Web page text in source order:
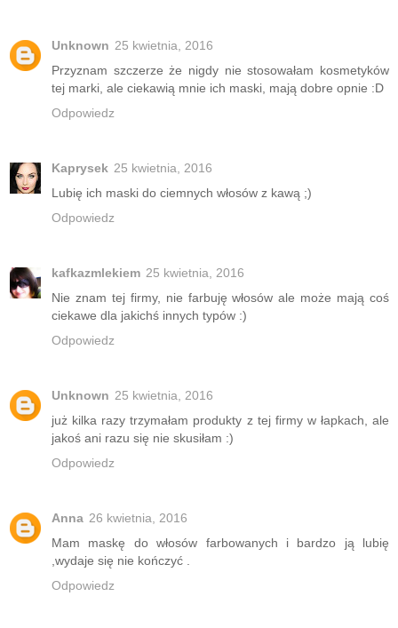
Unknown 25 kwietnia, 2016
Przyznam szczerze że nigdy nie stosowałam kosmetyków
tej marki, ale ciekawią mnie ich maski, mają dobre opnie :D
Odpowiedz
Kaprysek 25 kwietnia, 2016
Lubię ich maski do ciemnych włosów z kawą ;)
Odpowiedz
kafkazmlekiem 25 kwietnia, 2016
Nie znam tej firmy, nie farbuję włosów ale może mają coś
ciekawe dla jakichś innych typów :)
Odpowiedz
Unknown 25 kwietnia, 2016
już kilka razy trzymałam produkty z tej firmy w łapkach, ale
jakoś ani razu się nie skusiłam :)
Odpowiedz
Anna 26 kwietnia, 2016
Mam maskę do włosów farbowanych i bardzo ją lubię
,wydaje się nie kończyć .
Odpowiedz